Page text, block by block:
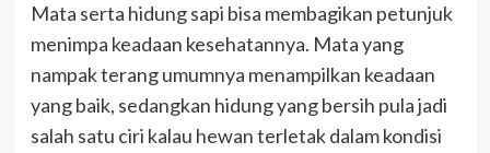
Mata serta hidung sapi bisa membagikan petunjuk
menimpa keadaan kesehatannya. Mata yang
nampak terang umumnya menampilkan keadaan
yang baik, sedangkan hidung yang bersih pula jadi
salah satu ciri kalau hewan terletak dalam kondisi